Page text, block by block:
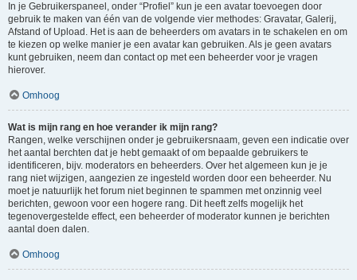
In je Gebruikerspaneel, onder “Profiel” kun je een avatar toevoegen door
gebruik te maken van één van de volgende vier methodes: Gravatar, Galerij,
Afstand of Upload. Het is aan de beheerders om avatars in te schakelen en om
te kiezen op welke manier je een avatar kan gebruiken. Als je geen avatars
kunt gebruiken, neem dan contact op met een beheerder voor je vragen
hierover.
Omhoog
Wat is mijn rang en hoe verander ik mijn rang?
Rangen, welke verschijnen onder je gebruikersnaam, geven een indicatie over
het aantal berchten dat je hebt gemaakt of om bepaalde gebruikers te
identificeren, bijv. moderators en beheerders. Over het algemeen kun je je
rang niet wijzigen, aangezien ze ingesteld worden door een beheerder. Nu
moet je natuurlijk het forum niet beginnen te spammen met onzinnig veel
berichten, gewoon voor een hogere rang. Dit heeft zelfs mogelijk het
tegenovergestelde effect, een beheerder of moderator kunnen je berichten
aantal doen dalen.
Omhoog